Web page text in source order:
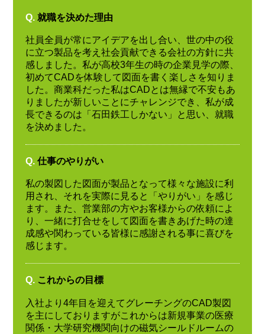
Q. 就職を決めた理由
社員全員が常にアイデアを出し合い、世の中の役
に立つ製品を考え社会貢献できる会社の方針に共
感しました。私が高校3年生の時の企業見学の際、
初めてCADを体験して図面を書く楽しさを知りま
した。商業科だった私はCADとは無縁で不安もあ
りましたが新しいことにチャレンジでき、私が成
長できるのは「石田鉄工しかない」と思い、就職
を決めました。
Q. 仕事のやりがい
私の製図した図面が製品となって様々な施設に利
用され、それを実際に見ると「やりがい」を感じ
ます。また、営業部の方やお客様からの依頼によ
り、一緒に打合せをして図面を書きあげた時の達
成感や関わっている皆様に感謝される事に喜びを
感じます。
Q. これからの目標
入社より4年目を迎えてグレーチングのCAD製図
を主にしておりますがこれからは新規事業の医療
関係・大学研究機関向けの磁気シールドルームの